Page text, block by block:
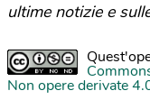
ultime notizie e
Non opere derivate